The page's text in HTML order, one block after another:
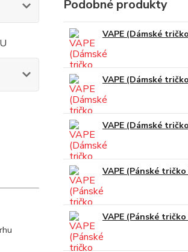
Podobné produkty
VAPE (Dámské
VAPE (Dámské
VAPE (Dámské
VAPE (Pánské
VAPE (Pánské